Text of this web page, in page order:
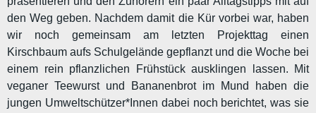
den Weg geben. Nachdem damit die Kür vorbei war, haben
wir noch gemeinsam am letzten Projekttag einen
Kirschbaum aufs Schulgelände gepflanzt und die Woche bei
einem rein pflanzlichen Frühstück ausklingen lassen. Mit
veganer Teewurst und Bananenbrot im Mund haben die
jungen Umweltschützer*Innen dabei noch berichtet, was sie